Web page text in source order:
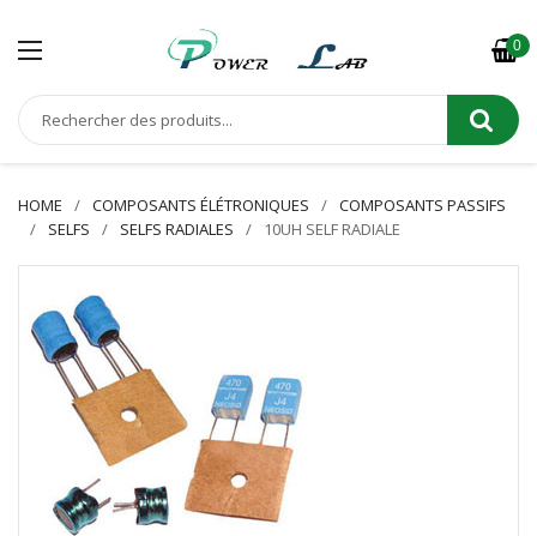
0
HOME COMPOSANTS ÉLÉTRONIQUES
COMPOSANTS PASSIFS
SELFS
SELFS RADIALES 10UH SELF RADIALE